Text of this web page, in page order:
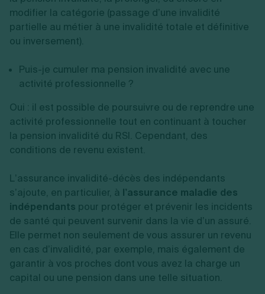
modifier la catégorie (passage d’une invalidité
partielle au métier à une invalidité totale et définitive
ou inversement).
Puis-je cumuler ma pension invalidité avec une
activité professionnelle ?
Oui : il est possible de poursuivre ou de reprendre une
activité professionnelle tout en continuant à toucher
la pension invalidité du RSI. Cependant, des
conditions de revenu existent.
L’assurance invalidité-décès des indépendants
s’ajoute, en particulier, à l’assurance maladie des
indépendants pour protéger et prévenir les incidents
de santé qui peuvent survenir dans la vie d’un assuré.
Elle permet non seulement de vous assurer un revenu
en cas d’invalidité, par exemple, mais également de
garantir à vos proches dont vous avez la charge un
capital ou une pension dans une telle situation.